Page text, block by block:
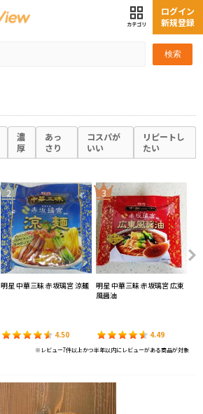
検索
ログイン
新規登録
濃
厚
あっ
さり
コスパが
いい
リピートし
たい
2
明星 中華三昧 赤坂璃宮 涼麺
4.50
3
明星 中華三昧 赤坂璃宮 広東
風醤油
4.49
※レビュー7件以上かつ半年以内にレビューがある商品が対象